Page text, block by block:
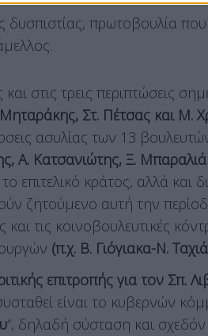
πρωτοβουλία
στις τρεις περιπτώσεις
Στ. Πέτσας και Μ.
ασυλίας των 13
Α. Κατσανιώτης, Ξ.
το επιτελικό κράτος, αλλά και
ζητούμενο αυτή την
τις κοινοβουλευτικές
(π.χ. Β. Γιόγιακα-Ν.
επιτροπής για τον Σπ.
είναι το κυβερνών
“, δηλαδή σύσταση και